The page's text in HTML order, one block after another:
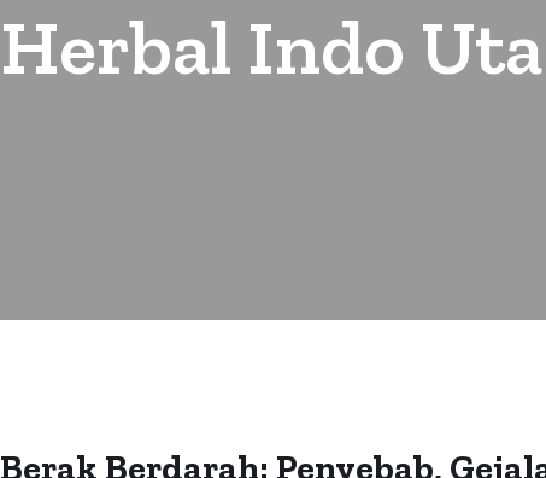
Herbal Indo
Berak Berdarah: Penyebab,